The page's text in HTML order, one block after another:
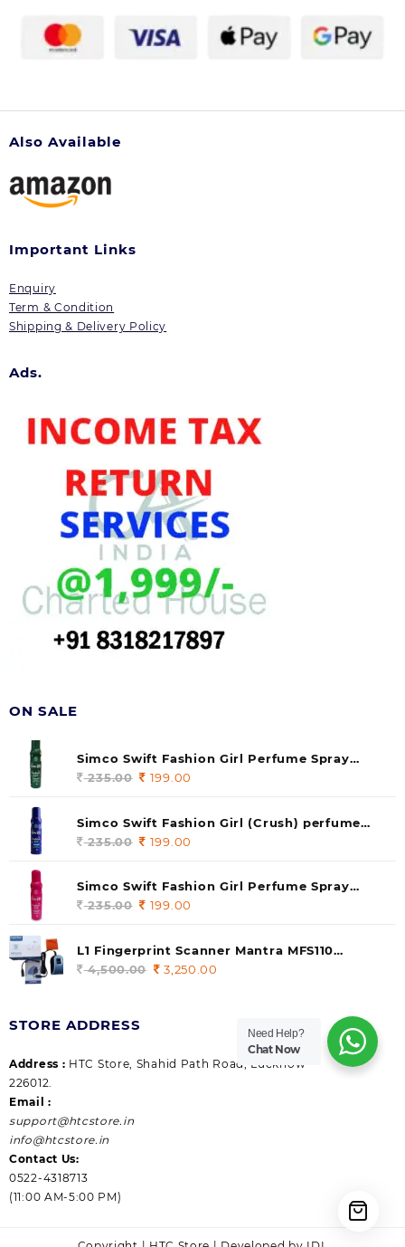
Also Available
Important Links
Enquiry
Term & Condition
Shipping & Delivery Policy
Ads.
ON SALE
Simco Swift Fashion Girl Perfume Spray
(soul) 140ml (pack of 1)
235.00 Original
was:
235.00.
199.00
is:
Simco Swift Fashion Girl (Crush) perfume
140 ml (pack of 1)
235.00 Original
was:
235.00.
199.00
is:
Simco Swift Fashion Girl Perfume Spray
(Gossip) 140ml (pack of 1)
235.00 Original
was:
235.00.
199.00
L1 Fingerprint Scanner Mantra MFS110
|Aadhaar Authentication Device | Latest
4,500.00 Original
3,250.00
STORE ADDRESS
Address : HTC Store, Shahid Path Road, Lucknow
226012.
Email :
support@htcstore.in
info@htcstore.in
Contact Us:
0522-4318713
(11:00 AM-5:00 PM)
Need Help?
Chat Now